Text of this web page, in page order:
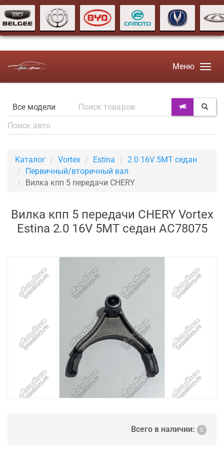
Меню
Каталог Vortex Estina
2.0 16V 5MT седан
Первичный/вторичный вал
Вилка кпп 5 передачи CHERY
Вилка кпп 5 передачи CHERY Vortex
Estina 2.0 16V 5MT седан AC78075
Всего в наличии: 0